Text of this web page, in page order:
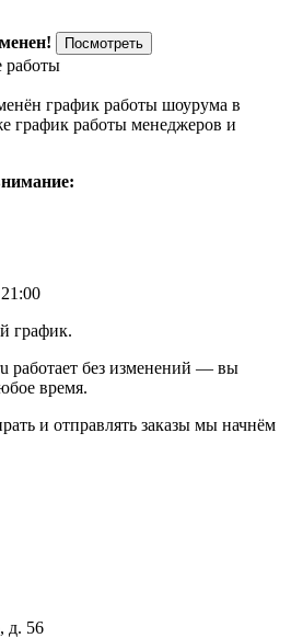
Посмотреть
работы
график работы шоурума в
график работы менеджеров и
график.
работает без изменений — вы
время.
и отправлять заказы мы начнём
д. 56